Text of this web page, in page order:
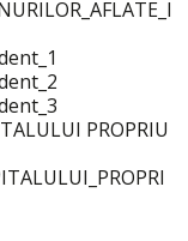
PROPRIU